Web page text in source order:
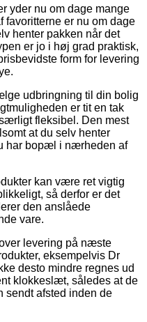
yder nu om dage mange
favoritterne er nu om dage
henter pakken når det
er jo i høj grad praktisk,
form for levering
udbringning til din bolig
er tit en tak
fleksibel. Den mest
at du selv henter
har bopæl i nærheden af
kan være ret vigtig
så derfor er det
den anslåede
vare.
levering på næste
eksempelvis Dr
desto mindre regnes ud
klokkeslæt, således at de
sendt afsted inden de